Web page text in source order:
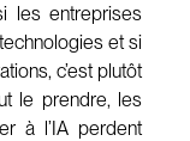
les entreprises
et si
c’est plutôt
le prendre, les
à l’IA perdent